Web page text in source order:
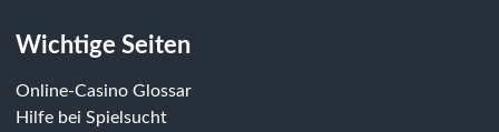
Wichtige Seiten
Online-Casino Glossar
Hilfe bei Spielsucht